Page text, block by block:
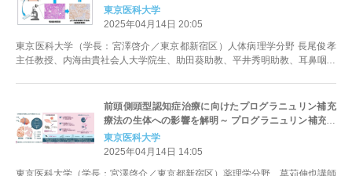
究によるp53タンパク細胞質発現パターンとTP53遺伝
子変異の相関を解明～
東京医科大学
2025年04月14日 20:05
東京医科大学（学長：宮澤啓介／東京都新宿区）人体病理学分野 長尾俊孝
主任教授、内海由貴社会人大学院生、助田葵助教、平井秀明助教、耳鼻咽喉
前頭側頭型認知症治療に向けたプログラニュリン補充
療法の生体への影響を解明～ プログラニュリン補充療
法の安全性向上への応用に期待～
東京医科大学
2025年04月14日 14:05
東京医科大学（学長：宮澤啓介／東京都新宿区）薬理学分野 草苅伸也講師